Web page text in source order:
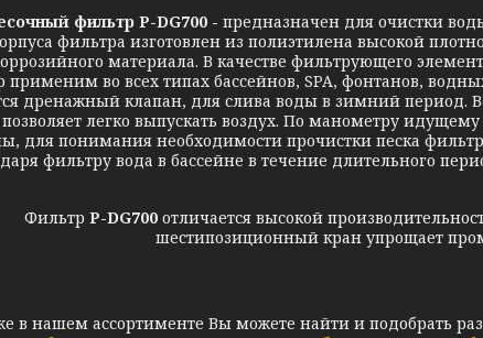
фильтр P-DG700 - предназначен для очистки
фильтра изготовлен из полиэтилена высокой
материала. В качестве фильтрующего
применим во всех типах бассейнов, SPA, фонтанов,
дренажный клапан, для слива воды в зимний период.
позволяет легко выпускать воздух. По манометру
для понимания необходимости прочистки песка
фильтру вода в бассейне в течение длительного
P-DG700 отличается высокой
шестипозиционный кран упрощает
в нашем ассортименте Вы можете найти и подобрать